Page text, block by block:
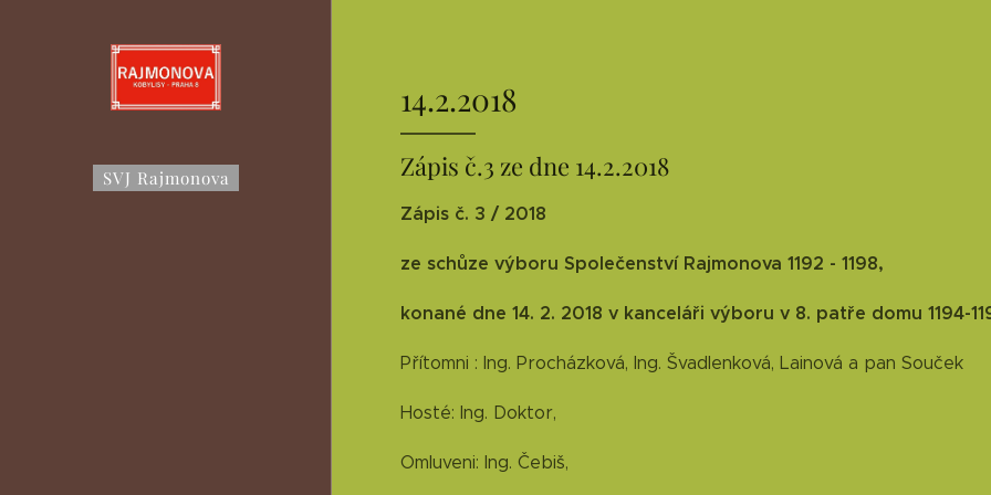
SVJ Rajmonova
14.2.2018
Zápis č.3 ze dne 14.2.2018
Zápis č. 3 / 2018
ze schůze výboru Společenství Rajmonova 1192 - 1198,
konané dne 14. 2. 2018 v kanceláři výboru v 8. patře domu 1194-
Přítomni : Ing. Procházková, Ing. Švadlenková, Lainová a pan Souček
Hosté: Ing. Doktor,
Omluveni: Ing. Čebiš,